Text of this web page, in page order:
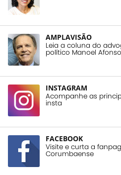
AMPLAVISÃO
Leia a coluna do
político Manoel Afonso
INSTAGRAM
Acompanhe as
insta
FACEBOOK
Visite e curta a
Corumbaense